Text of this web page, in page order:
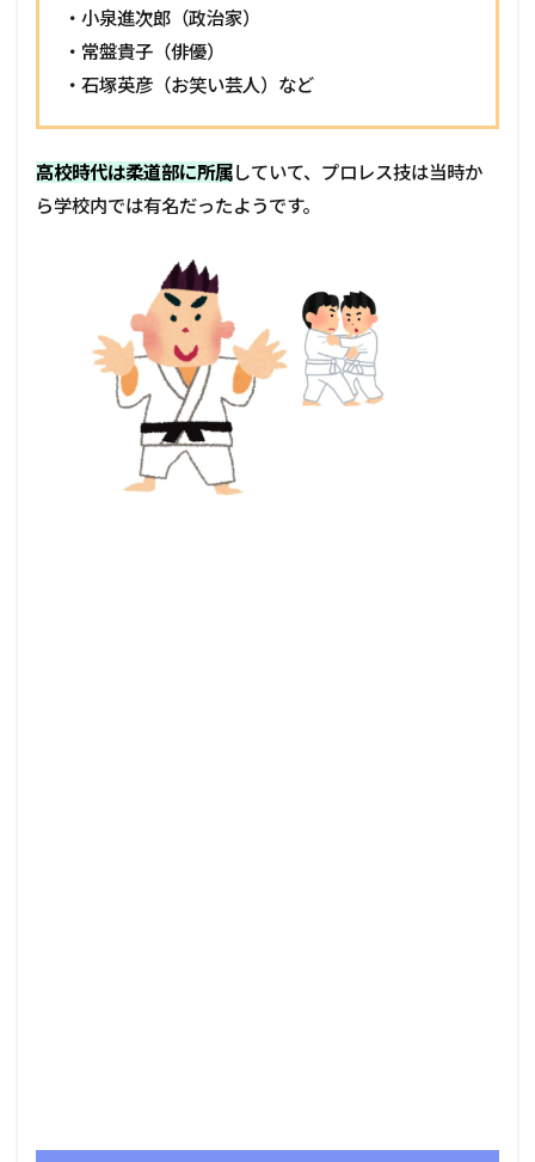
・小泉進次郎（政治家）
・常盤貴子（俳優）
・石塚英彦（お笑い芸人）など
高校時代は柔道部に所属していて、プロレス技は当時か
ら学校内では有名だったようです。